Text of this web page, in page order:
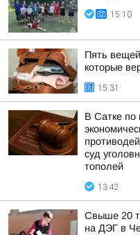
15:10
Пять вещей
которые
15:31
В Сатке по
суд
тополей
13:42
Свыше 20
на ДЭГ в